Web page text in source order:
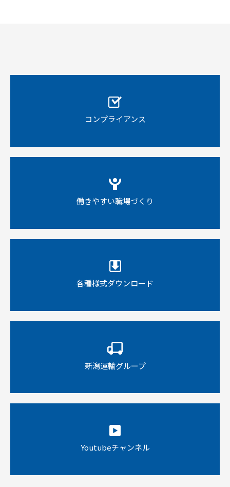
コンプライアンス
働きやすい職場づくり
各種様式ダウンロード
新潟運輸グループ
Youtubeチャンネル